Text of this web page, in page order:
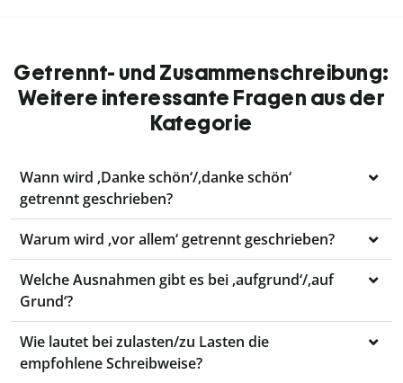
Getrennt- und Zusammenschreibung:
Weitere interessante Fragen aus der
Kategorie
Wann wird ‚Danke schön‘/‚danke schön‘
getrennt geschrieben?
Warum wird ‚vor allem‘ getrennt geschrieben?
Welche Ausnahmen gibt es bei ‚aufgrund‘/‚auf
Grund‘?
Wie lautet bei zulasten/zu Lasten die
empfohlene Schreibweise?